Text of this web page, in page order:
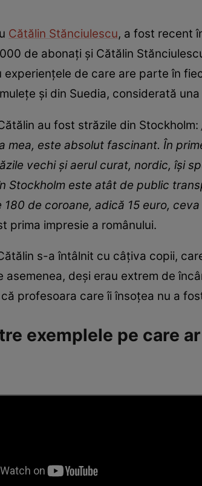
Cătălin Stănciulescu, a fost recent
de abonați și Cătălin
de care are parte în
și din Suedia, considerată
au fost străzile din Stockholm:
mea, este absolut fascinant. În
vechi și aerul curat, nordic, își
Stockholm este atât de public
de coroane, adică 15 euro,
prima impresie a românului.
s-a întâlnit cu câțiva copii,
asemenea, deși erau extrem de
profesoara care îi însoțea nu a
exemplele pe care